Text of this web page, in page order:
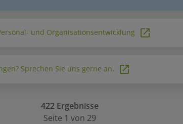
und Organisationsentwicklung
Sprechen Sie uns gerne an.
422 Ergebnisse
Seite 1 von 29